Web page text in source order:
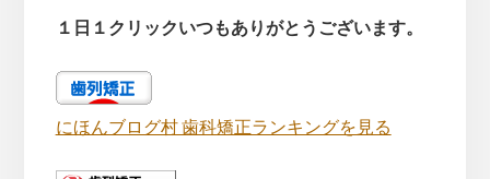
１日１クリックいつもありがとうございます。
にほんブログ村 歯科矯正ランキングを見る